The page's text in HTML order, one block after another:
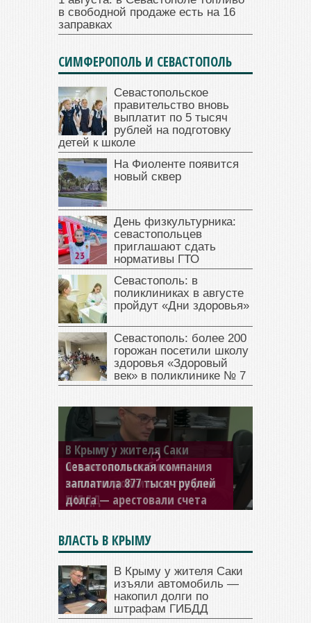
в свободной продаже есть на 16
заправках
СИМФЕРОПОЛЬ И СЕВАСТОПОЛЬ
Севастопольское
правительство вновь
выплатит по 5 тысяч
рублей на подготовку
детей к школе
На Фиоленте появится
новый сквер
День физкультурника:
севастопольцев
приглашают сдать
нормативы ГТО
Севастополь: в
поликлиниках в августе
пройдут «Дни здоровья»
Севастополь: более 200
горожан посетили школу
здоровья «Здоровый
век» в поликлинике № 7
Севастопольская компания
заплатила 877 тысяч рублей
долга — арестовали счета
ВЛАСТЬ В КРЫМУ
В Крыму у жителя Саки
изъяли автомобиль —
накопил долги по
штрафам ГИБДД